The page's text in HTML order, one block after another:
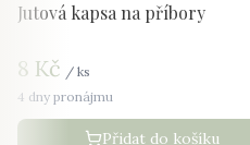
Jutová kapsa na příbory
8 Kč / ks
4 dny pronájmu
Přidat do košíku